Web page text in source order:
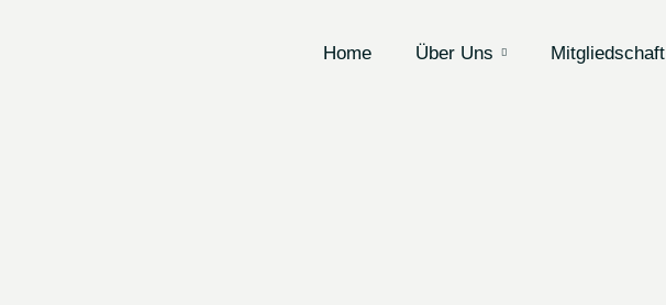
Home Über Uns Mitgliedschaft